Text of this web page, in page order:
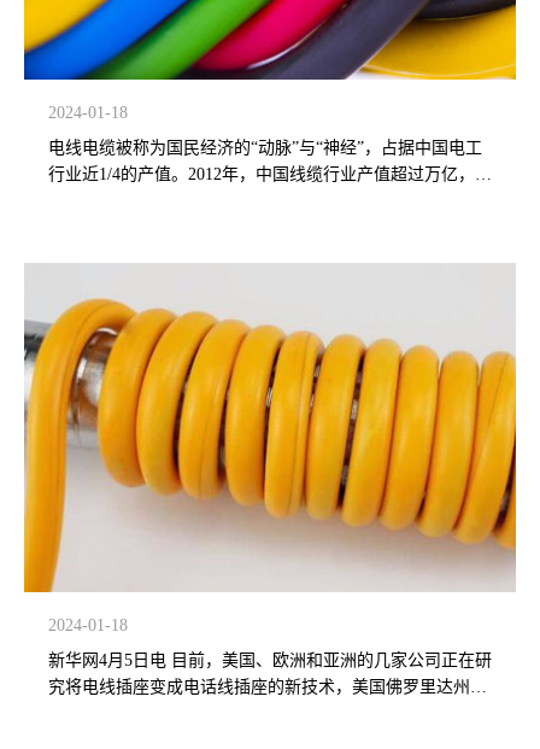
2024-01-18
电线电缆被称为国民经济的“动脉”与“神经”，占据中国电工
行业近1/4的产值。2012年，中国线缆行业产值超过万亿，超
2024-01-18
新华网4月5日电 目前，美国、欧洲和亚洲的几家公司正在研
究将电线插座变成电话线插座的新技术，美国佛罗里达州的